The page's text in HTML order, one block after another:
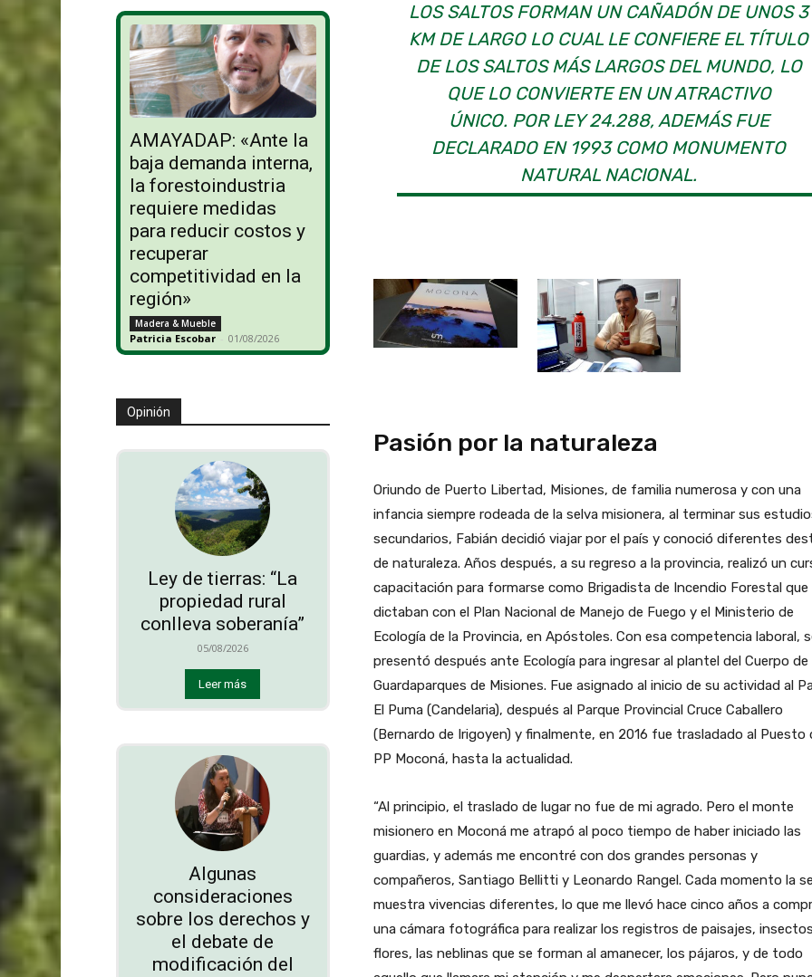
AMAYADAP: «Ante la
baja demanda interna,
la forestoindustria
requiere medidas
para reducir costos y
recuperar
competitividad en la
región»
Madera & Mueble
Patricia Escobar - 01/08/2026
Opinión
Ley de tierras: “La
propiedad rural
conlleva soberanía”
05/08/2026
Leer más
Algunas
consideraciones
sobre los derechos y
el debate de
modificación del
LOS SALTOS FORMAN UN CAÑADÓN DE UNOS 3
KM DE LARGO LO CUAL LE CONFIERE EL TÍTULO
DE LOS SALTOS MÁS LARGOS DEL MUNDO, LO
QUE LO CONVIERTE EN UN ATRACTIVO
ÚNICO. POR LEY 24.288, ADEMÁS FUE
DECLARADO EN 1993 COMO MONUMENTO
NATURAL NACIONAL.
Pasión por la naturaleza
Oriundo de Puerto Libertad, Misiones, de familia numerosa y con una
infancia siempre rodeada de la selva misionera, al terminar sus
secundarios, Fabián decidió viajar por el país y conoció diferentes
de naturaleza. Años después, a su regreso a la provincia, realizó un
capacitación para formarse como Brigadista de Incendio Forestal que
dictaban con el Plan Nacional de Manejo de Fuego y el Ministerio de
Ecología de la Provincia, en Apóstoles. Con esa competencia laboral,
presentó después ante Ecología para ingresar al plantel del Cuerpo de
Guardaparques de Misiones. Fue asignado al inicio de su actividad al
El Puma (Candelaria), después al Parque Provincial Cruce Caballero
(Bernardo de Irigoyen) y finalmente, en 2016 fue trasladado al Puesto
PP Moconá, hasta la actualidad.
“Al principio, el traslado de lugar no fue de mi agrado. Pero el monte
misionero en Moconá me atrapó al poco tiempo de haber iniciado las
guardias, y además me encontré con dos grandes personas y
compañeros, Santiago Bellitti y Leonardo Rangel. Cada momento la
muestra vivencias diferentes, lo que me llevó hace cinco años a
una cámara fotográfica para realizar los registros de paisajes,
flores, las neblinas que se forman al amanecer, los pájaros, y de todo